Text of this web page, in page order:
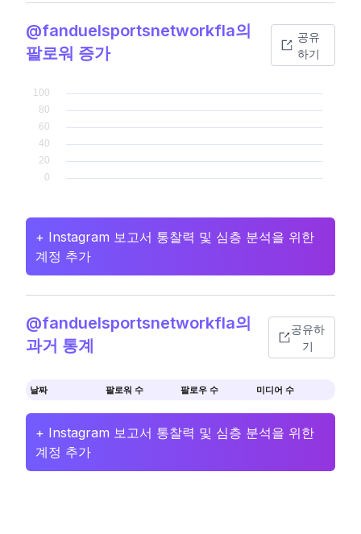
@fanduelsportsnetworkfla의
팔로워 증가
공유
하기
+ Instagram 보고서 통찰력 및 심층 분석을 위한
계정 추가
@fanduelsportsnetworkfla의
과거 통계
공유하
기
날짜 팔로워 수 팔로우 수 미디어 수
+ Instagram 보고서 통찰력 및 심층 분석을 위한
계정 추가